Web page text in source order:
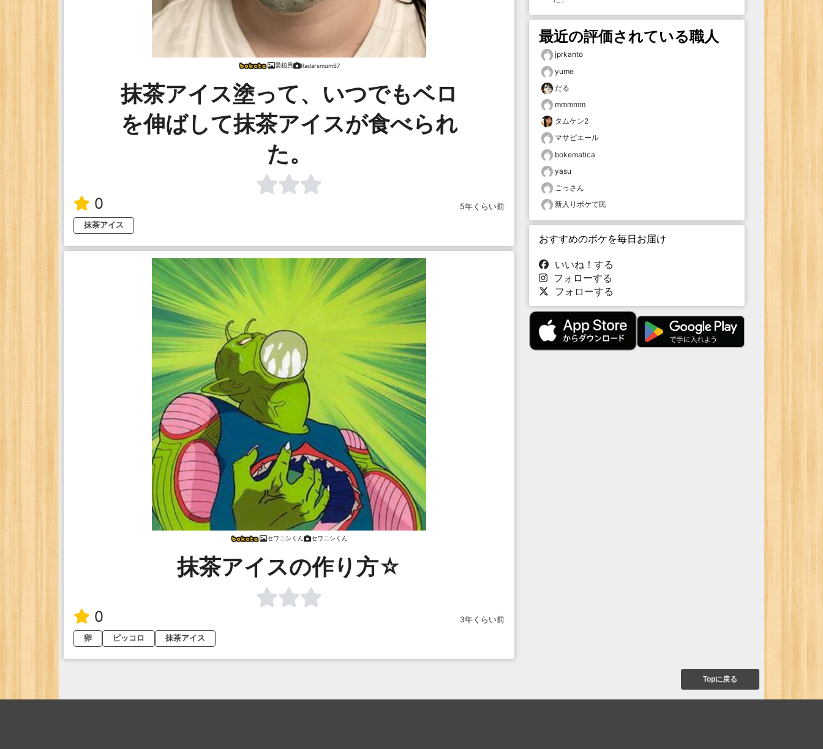
愛植男 Radarsmum67
抹茶アイス塗って、いつでもベロ
を伸ばして抹茶アイスが食べられ
た。
0
5年くらい前
抹茶アイス
セワニシくん セワニシくん
抹茶アイスの作り方☆
0
3年くらい前
卵
ピッコロ 抹茶アイス
最近の評価されている職人
jprkanto
yume
だる
mmmmm
タムケン2
マサピエール
bokematica
yasu
ごっさん
新入りボケて民
おすすめのボケを毎日お届け
いいね！する
フォローする
フォローする
Topに戻る